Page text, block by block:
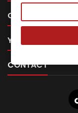
OUR COMPANY
YOUR ACCOUNT
CONTACT